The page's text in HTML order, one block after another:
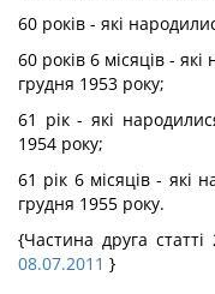
60 років - які
60 років 6 місяців -
грудня 1953 року;
61 рік - які
1954 року;
61 рік 6 місяців - які
грудня 1955 року.
{Частина друга
08.07.2011 }